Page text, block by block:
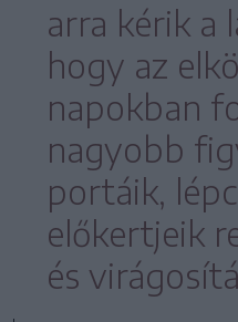
arra kérik a
hogy az
napokban
nagyobb
portáik,
előkertjeik
és